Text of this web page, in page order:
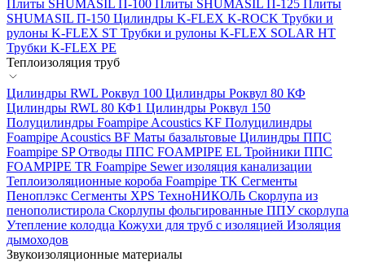
Плиты SHUMASIL П-100 Плиты SHUMASIL П-125 Плиты
SHUMASIL П-150 Цилиндры K-FLEX K-ROCK Трубки и
рулоны K-FLEX ST Трубки и рулоны K-FLEX SOLAR HT
Трубки K-FLEX PE
Теплоизоляция труб
Цилиндры RWL Роквул 100 Цилиндры Роквул 80 КФ
Цилиндры RWL 80 КФ1 Цилиндры Роквул 150
Полуцилиндры Foampipe Acoustics KF Полуцилиндры
Foampipe Acoustics BF Маты базальтовые Цилиндры ППС
Foampipe SPОтводы ППС FOAMPIPE EL Тройники ППС
FOAMPIPE TR Foampipe Sewer изоляция канализации
Теплоизоляционные короба Foampipe TK Сегменты
Пеноплэкс Сегменты XPS ТехноНИКОЛЬ Скорлупа из
пенополистирола Скорлупы фольгированные ППУ скорлупа
Утепление колодца Кожухи для труб с изоляцией Изоляция
дымоходов
Звукоизоляционные материалы